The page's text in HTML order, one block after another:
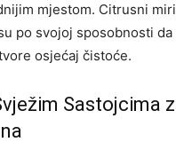
mjestom. Citrusni
po svojoj sposobnosti
osjećaj čistoće.
Sastojcima